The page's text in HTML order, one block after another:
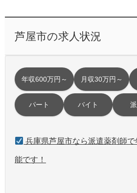
芦屋市の求人状況
年収600万円～ 月収30万円～
パート バイト
兵庫県芦屋市なら派遣薬剤師
能です！